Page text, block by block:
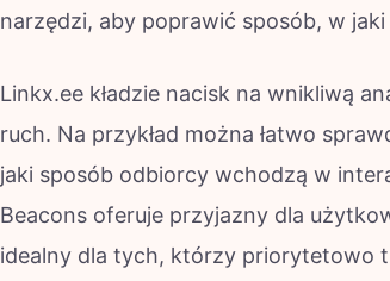
narzędzi, aby poprawić sposób, w
Linkx.ee kładzie nacisk na wnikliwą
ruch. Na przykład można łatwo
jaki sposób odbiorcy wchodzą w
Beacons oferuje przyjazny dla
idealny dla tych, którzy priorytetowo